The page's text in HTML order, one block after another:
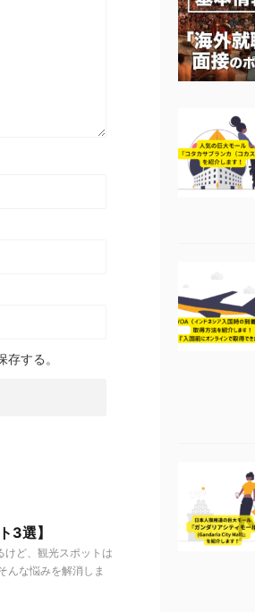
する。
3選】
けど、観光スポットは
んな悩みを解消しま